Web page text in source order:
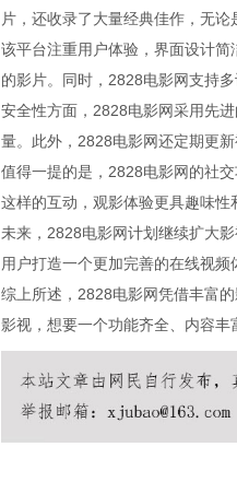
片，还收录了大量经典佳作，无
该平台注重用户体验，界面设计
的影片。同时，2828电影网支持
安全性方面，2828电影网采用先
量。此外，2828电影网还定期更
值得一提的是，2828电影网的社
这样的互动，观影体验更具趣味性
未来，2828电影网计划继续扩大
用户打造一个更加完善的在线视频
综上所述，2828电影网凭借丰富
影视，想要一个功能齐全、内容丰